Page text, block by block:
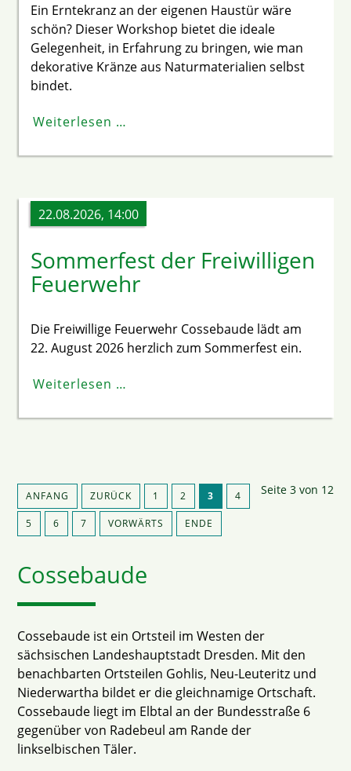
Ein Erntekranz an der eigenen Haustür wäre
schön? Dieser Workshop bietet die ideale
Gelegenheit, in Erfahrung zu bringen, wie man
dekorative Kränze aus Naturmaterialien selbst
bindet.
Weiterlesen …
Sommerfest der Freiwilligen
Feuerwehr
22.08.2026, 14:00
Die Freiwillige Feuerwehr Cossebaude lädt am
22. August 2026 herzlich zum Sommerfest ein.
Weiterlesen …
Seite 3 von 12
ANFANG ZURÜCK 1 2 3 4
5 6 7 VORWÄRTS ENDE
Cossebaude
Cossebaude ist ein Ortsteil im Westen der
sächsischen Landeshauptstadt Dresden. Mit den
benachbarten Ortsteilen Gohlis, Neu-Leuteritz und
Niederwartha bildet er die gleichnamige Ortschaft.
Cossebaude liegt im Elbtal an der Bundesstraße 6
gegenüber von Radebeul am Rande der
linkselbischen Täler.